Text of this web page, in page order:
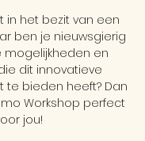
in het bezit van een
ben je nieuwsgierig
mogelijkheden en
dit innovatieve
te bieden heeft? Dan
Workshop perfect
jou!